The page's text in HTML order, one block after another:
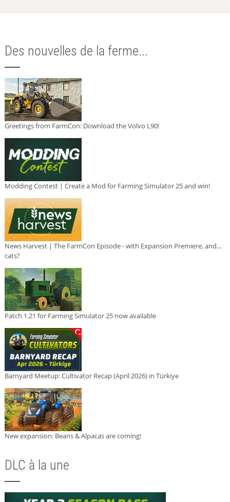
Des nouvelles de la ferme...
Greetings from FarmCon: Download the Volvo L90!
Modding Contest | Create a Mod for Farming Simulator 25 and win!
News Harvest | The FarmCon Episode - with Expansion Premiere, and...
cats?
Patch 1.21 for Farming Simulator 25 now available
Barnyard Meetup: Cultivator Recap (April 2026) in Türkiye
New expansion: Beans & Alpacas are coming!
DLC à la une